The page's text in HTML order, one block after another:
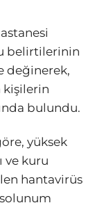
belirtilerinin
değinerek,
kişilerin
bulundu.
yüksek
ve kuru
hantavirüs